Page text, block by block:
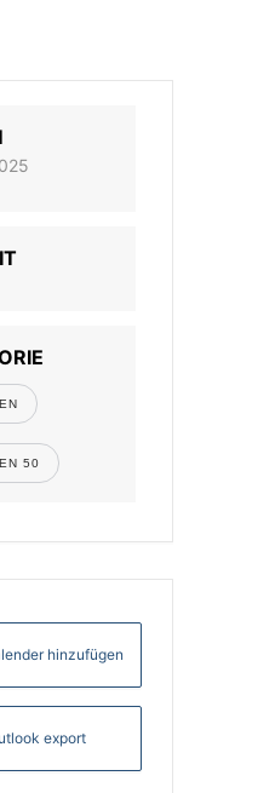
50
hinzufügen
export